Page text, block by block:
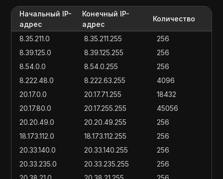
Начальный IP-
адрес
Конечный IP-
адрес
Количество
8.35.211.0 8.35.211.255
256
8.39.125.0
8.39.125.255
256
8.54.0.0
8.54.0.255
256
8.222.48.0
8.222.63.255
4096
20.17.0.0
20.17.71.255
18432
20.17.80.0
20.17.255.255
45056
20.20.49.0
20.20.49.255
256
18.173.112.0
18.173.112.255
256
20.33.140.0
20.33.140.255
256
20.33.235.0
20.33.235.255
256